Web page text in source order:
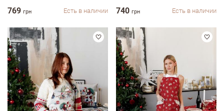
769 грн Есть в наличии 740 грн Есть в наличии